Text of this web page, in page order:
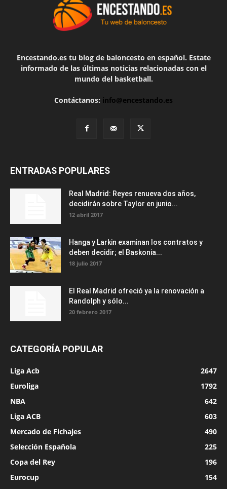
Encestando.es tu blog de baloncesto en español. Estate
informado de las últimas noticias relacionadas con el
mundo del basketball.
Contáctanos: info@encestando.es
ENTRADAS POPULARES
Real Madrid: Reyes renueva dos años,
decidirán sobre Taylor en junio...
12 abril 2017
Hanga y Larkin examinan los contratos y
deben decidir; el Baskonia...
18 julio 2017
El Real Madrid ofreció ya la renovación a
Randolph y sólo...
20 febrero 2017
CATEGORÍA POPULAR
Liga Acb
2647
Euroliga
1792
NBA
642
Liga ACB
603
Mercado de Fichajes
490
Selección Española
225
Copa del Rey
196
Eurocup
154